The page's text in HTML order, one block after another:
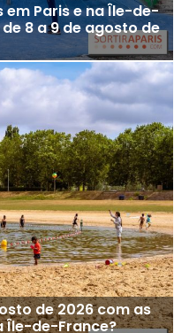
em Paris e na Île-de-
8 a 9 de agosto de
de 2026 com as
Île-de-France?